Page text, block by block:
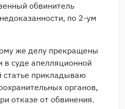
обвинитель
по 2-ум
же делу прекращены
в суде апелляционной
статье прикладываю
органов,
отказе от обвинения.